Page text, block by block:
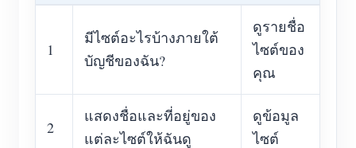
1
มีไซต์อะไรบ้างภายใต้
บัญชีของฉัน?
ดูรายชื่อ
ไซต์ของ
คุณ
2
แสดงชื่อและที่อยู่ของ
แต่ละไซต์ให้ฉันดู
ดูข้อมูล
ไซต์